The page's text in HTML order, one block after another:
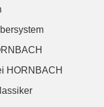
HORNBACH